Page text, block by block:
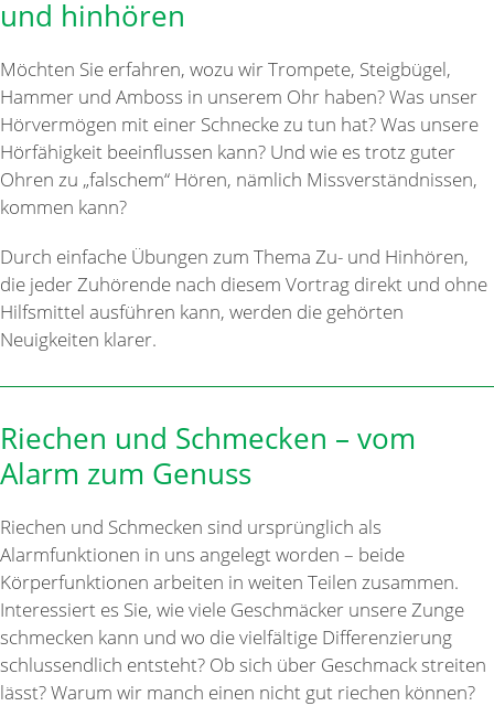
und hinhören
Möchten Sie erfahren, wozu wir Trompete, Steigbügel,
Hammer und Amboss in unserem Ohr haben? Was unser
Hörvermögen mit einer Schnecke zu tun hat? Was unsere
Hörfähigkeit beeinflussen kann? Und wie es trotz guter
Ohren zu „falschem“ Hören, nämlich Missverständnissen,
kommen kann?
Durch einfache Übungen zum Thema Zu- und Hinhören,
die jeder Zuhörende nach diesem Vortrag direkt und ohne
Hilfsmittel ausführen kann, werden die gehörten
Neuigkeiten klarer.
Riechen und Schmecken – vom
Alarm zum Genuss
Riechen und Schmecken sind ursprünglich als
Alarmfunktionen in uns angelegt worden – beide
Körperfunktionen arbeiten in weiten Teilen zusammen.
Interessiert es Sie, wie viele Geschmäcker unsere Zunge
schmecken kann und wo die vielfältige Differenzierung
schlussendlich entsteht? Ob sich über Geschmack streiten
lässt? Warum wir manch einen nicht gut riechen können?